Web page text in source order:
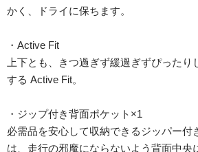
かく、ドライに保ちます。
・Active Fit
上下とも、きつ過ぎず緩過ぎずぴったり
する Active Fit。
・ジップ付き背面ポケット×1
必需品を安心して収納できるジッパー付
は、走行の邪魔にならないよう背面中央